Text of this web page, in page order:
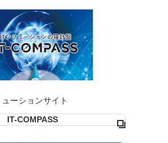
ーションサイト
IT-COMPASS